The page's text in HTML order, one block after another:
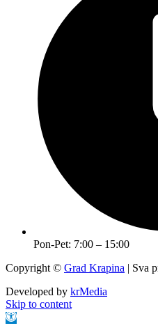
Pon-Pet: 7:00 – 15:00
Copyright © Grad Krapina | Sva
Developed by krMedia
Skip to content
Open toolbar